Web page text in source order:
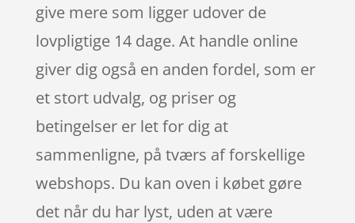
give mere som ligger udover de
lovpligtige 14 dage. At handle online
giver dig også en anden fordel, som er
et stort udvalg, og priser og
betingelser er let for dig at
sammenligne, på tværs af forskellige
webshops. Du kan oven i købet gøre
det når du har lyst, uden at være